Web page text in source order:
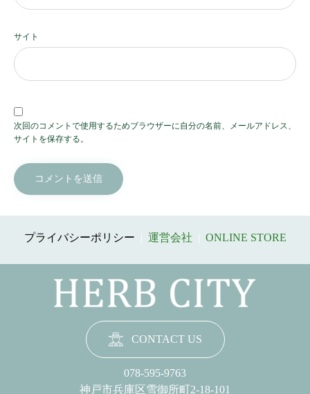
サイト
次回のコメントで使用するためブラウザーに自分の名前、メールアドレス、
サイトを保存する。
プライバシーポリシー 運営会社 ONLINE STORE
CONTACT US
078-595-9763
神戸市兵庫区雪御所町2-18-101